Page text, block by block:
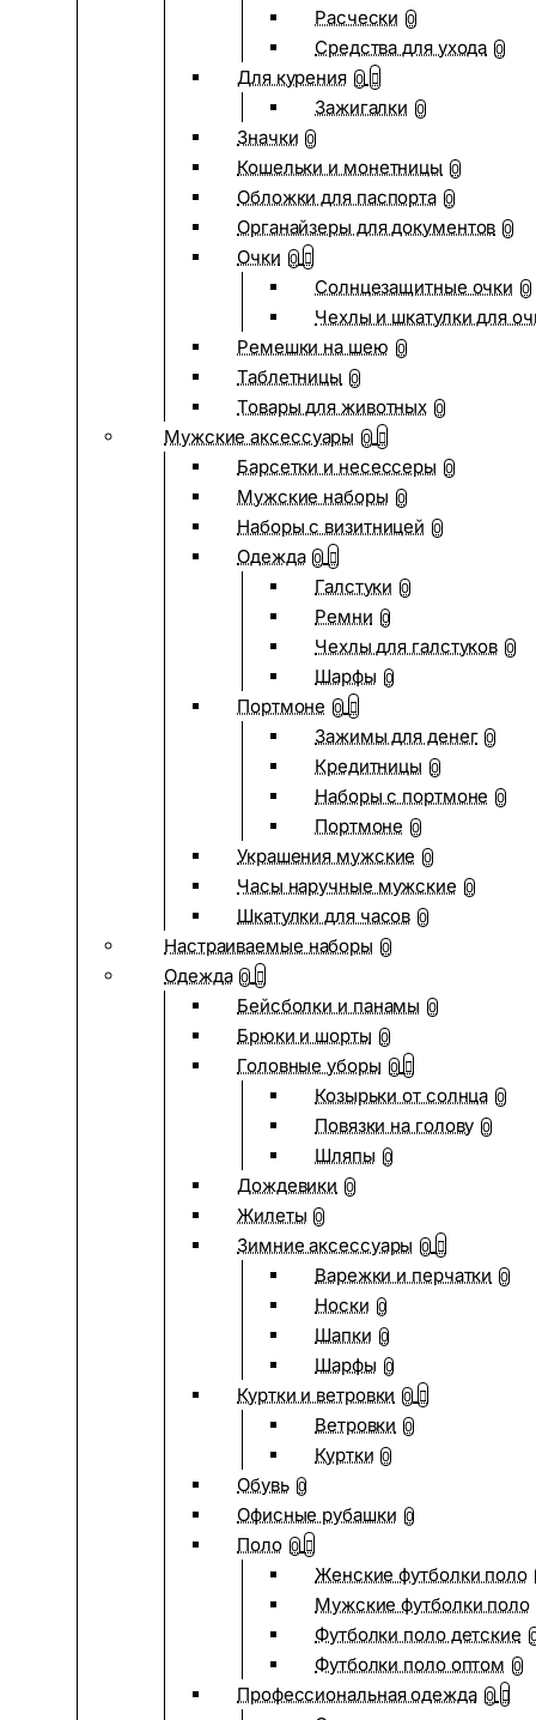
Расчески 0
Средства для ухода 0
Для курения 0
Зажигалки 0
Значки 0
Кошельки и монетницы 0
Обложки для паспорта 0
Органайзеры для документов 0
Очки 0
Солнцезащитные очки 0
Чехлы и шкатулки для
Ремешки на шею 0
Таблетницы 0
Товары для животных 0
Мужские аксессуары 0
Барсетки и несессеры 0
Мужские наборы 0
Наборы с визитницей 0
Одежда 0
Галстуки 0
Ремни 0
Чехлы для галстуков 0
Шарфы 0
Портмоне 0
Зажимы для денег 0
Кредитницы 0
Наборы с портмоне 0
Портмоне 0
Украшения мужские 0
Часы наручные мужские 0
Шкатулки для часов 0
Настраиваемые наборы 0
Одежда 0
Бейсболки и панамы 0
Брюки и шорты 0
Головные уборы 0
Козырьки от солнца 0
Повязки на голову 0
Шляпы 0
Дождевики 0
Жилеты 0
Зимние аксессуары 0
Варежки и перчатки 0
Носки 0
Шапки 0
Шарфы 0
Куртки и ветровки 0
Ветровки 0
Куртки 0
Обувь 0
Офисные рубашки 0
Поло 0
Женские футболки поло
Мужские футболки поло
Футболки поло детские
Футболки поло оптом 0
Профессиональная одежда 0